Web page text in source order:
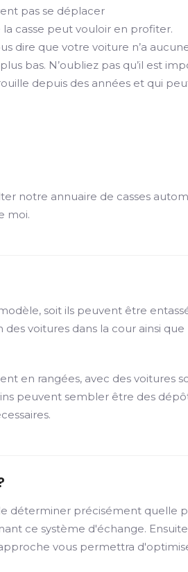
pas se déplacer
casse peut vouloir en profiter.
dire que votre voiture n’a aucune
bas. N’oubliez pas qu’il est
depuis des années et qui
notre annuaire de casses
moi.
soit ils peuvent être
voitures dans la cour ainsi
en rangées, avec des voitures
peuvent sembler être des
déterminer précisément quelle
ce système d'échange.
vous permettra